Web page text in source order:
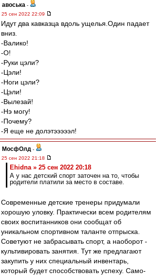
авоська -
25 сен 2022 22:09
Идут два кавказца вдоль ущелья.Один падает
вниз.
-Валико!
-О!
-Руки цэли?
-Цэли!
-Ноги цэли?
-Цэли!
-Вылезай!
-Нэ могу!
-Почему?
-Я еще не долэтэээээл!
МосфОлд -
25 сен 2022 21:18
Ehidna » 25 сен 2022 20:18
А у нас детский спорт заточен на то, чтобы
родители платили за место в составе.
Современные детские тренеры придумали
хорошую уловку. Практически всем родителям
своих воспитанников они сообщат об
уникальном спортивном таланте отпрыска.
Советуют не забрасывать спорт, а наоборот -
культивировать занятия. Тут же предлагают
закупить у них специальный инвентарь,
который будет способствовать успеху. Само-